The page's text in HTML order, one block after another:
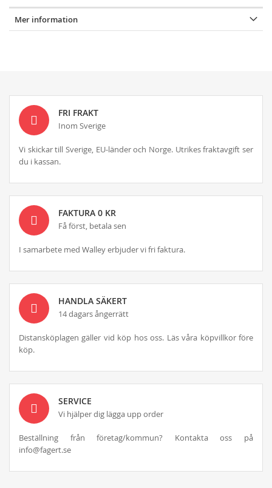
Mer information
FRI FRAKT
Inom Sverige
Vi skickar till Sverige, EU-länder och Norge. Utrikes fraktavgift ser
du i kassan.
FAKTURA 0 KR
Få först, betala sen
I samarbete med Walley erbjuder vi fri faktura.
HANDLA SÄKERT
14 dagars ångerrätt
Distansköplagen gäller vid köp hos oss. Läs våra köpvillkor före
köp.
SERVICE
Vi hjälper dig lägga upp order
Beställning från företag/kommun? Kontakta oss på
info@fagert.se